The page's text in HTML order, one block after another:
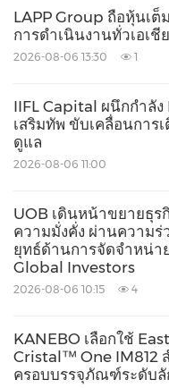
LAPP Group ถือหุ้นเต็
การดำเนินงานทั่วเอเชี
2026-08-06 13:30 1
IIFL Capital ผนึกกำลั
เสริมทัพ ขับเคลื่อนการ
ดูแล
2026-08-06 11:00
UOB เดินหน้าขยายธุร
ความมั่งคั่ง ผ่านความร่
ยุทธ์ด้านการจัดจำหน่า
Global Investors
2026-08-06 10:15 4
KANEBO เลือกใช้
Cristal™ One IM812
ครอบบรรจุภัณฑ์ระดับลั